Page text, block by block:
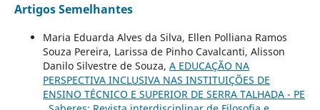
Artigos Semelhantes
Maria Eduarda Alves da Silva, Ellen Polliana Ramos
Souza Pereira, Larissa de Pinho Cavalcanti, Alisson
Danilo Silvestre de Souza, A EDUCAÇÃO NA
PERSPECTIVA INCLUSIVA NAS INSTITUIÇÕES DE
ENSINO TÉCNICO E SUPERIOR DE SERRA TALHADA - PE